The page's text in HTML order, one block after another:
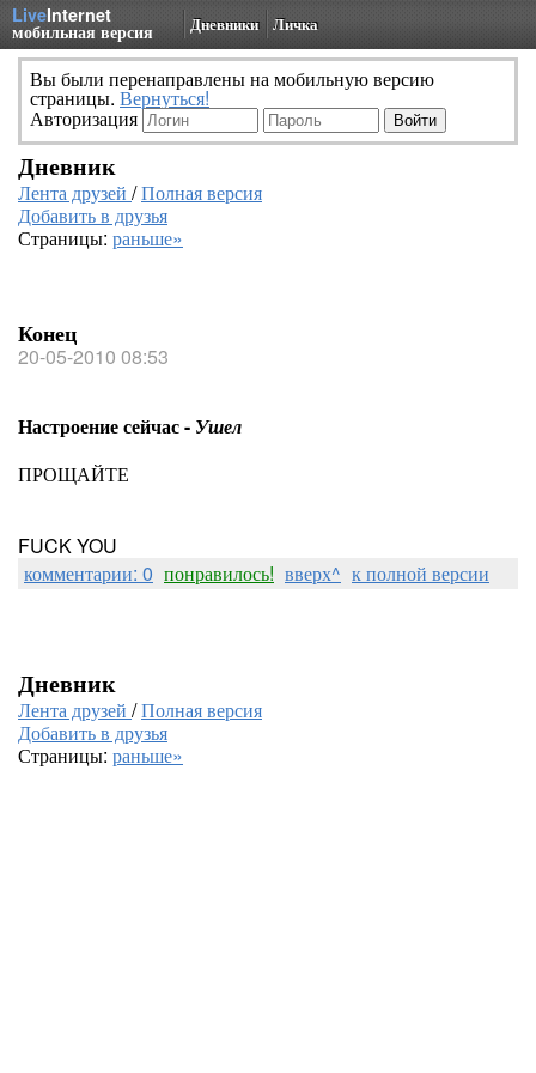
LiveInternet
мобильная версия Дневники Личка
Вы были перенаправлены на мобильную версию
страницы. Вернуться!
Авторизация
Дневник
Лента друзей /Полная версия
Добавить в друзья
Страницы: раньше»
Конец
20-05-2010 08:53
Настроение сейчас - Ушел
ПРОЩАЙТЕ
FUCK YOU
комментарии: 0 понравилось! вверх^ к полной версии
Дневник
Лента друзей /Полная версия
Добавить в друзья
Страницы: раньше»